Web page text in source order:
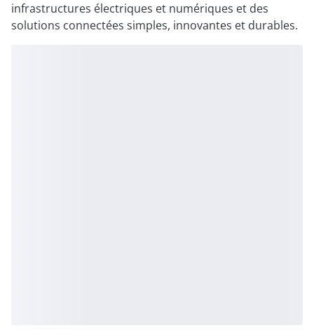
infrastructures électriques et numériques et des
solutions connectées simples, innovantes et durables.